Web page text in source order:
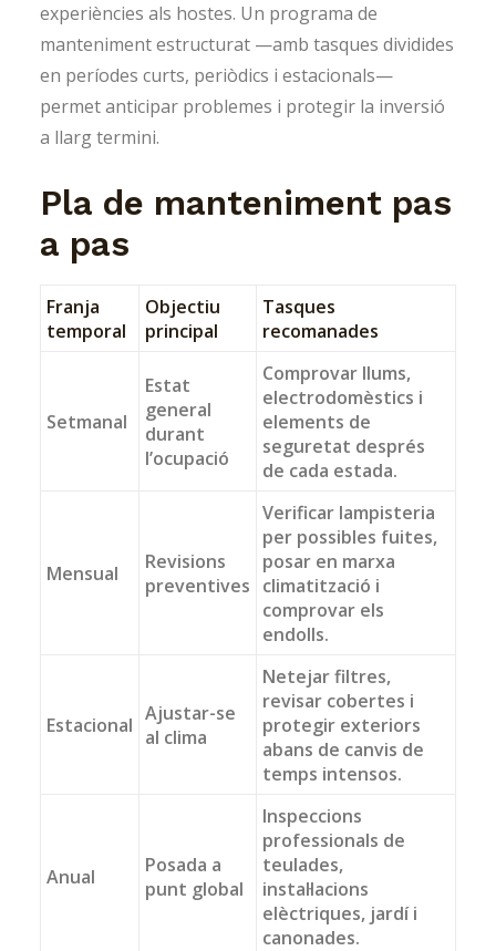
experiències als hostes. Un programa de
manteniment estructurat —amb tasques dividides
en períodes curts, periòdics i estacionals—
permet anticipar problemes i protegir la inversió
a llarg termini.
Pla de manteniment pas
a pas
Franja
temporal
Objectiu
principal
Tasques
recomanades
Setmanal
Estat
general
durant
l’ocupació
Comprovar llums,
electrodomèstics i
elements de
seguretat després
de cada estada.
Mensual
Revisions
preventives
Verificar lampisteria
per possibles fuites,
posar en marxa
climatització i
comprovar els
endolls.
Estacional Ajustar-se
al clima
Netejar filtres,
revisar cobertes i
protegir exteriors
abans de canvis de
temps intensos.
Anual
Posada a
punt global
Inspeccions
professionals de
teulades,
instal·lacions
elèctriques, jardí i
canonades.